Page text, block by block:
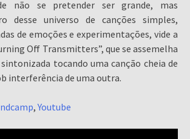
não se pretender ser grande, mas
desse universo de canções simples,
de emoções e experimentações, vide a
Off Transmitters”, que se assemelha
tocando uma canção cheia de
interferência de uma outra.
,Youtube